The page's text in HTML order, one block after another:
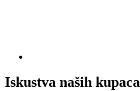
Iskustva naših kupaca